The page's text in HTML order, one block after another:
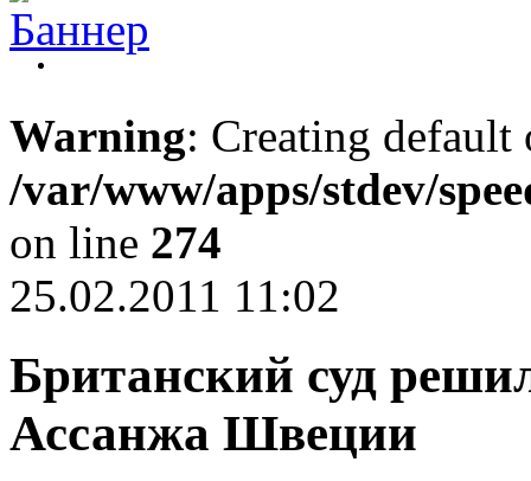
Warning: Creating
/var/www/apps/stdev/
on line 274
25.02.2011 11:02
Британский суд
Ассанжа Швеции